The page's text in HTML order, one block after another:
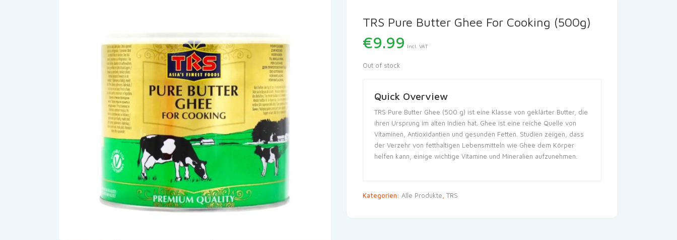
TRS Pure Butter Ghee For Cooking (500g)
€9.99 Incl. VAT
Out of stock
Quick Overview
TRS Pure Butter Ghee (500 g) ist eine Klasse von geklärter Butter, die
ihren Ursprung im alten Indien hat. Ghee ist eine reiche Quelle von
Vitaminen, Antioxidantien und gesunden Fetten. Studien zeigen, dass
der Verzehr von fetthaltigen Lebensmitteln wie Ghee dem Körper
helfen kann, einige wichtige Vitamine und Mineralien aufzunehmen.
Kategorien: Alle Produkte TRS